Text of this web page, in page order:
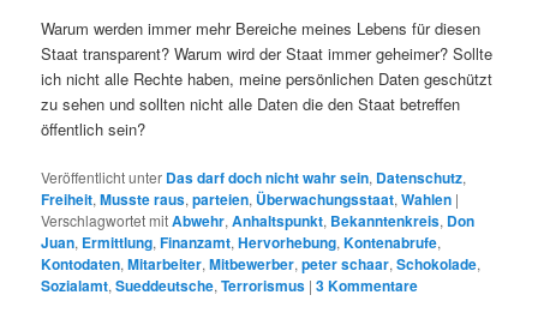
Warum werden immer mehr Bereiche meines Lebens für diesen
Staat transparent? Warum wird der Staat immer geheimer? Sollte
ich nicht alle Rechte haben, meine persönlichen Daten geschützt
zu sehen und sollten nicht alle Daten die den Staat betreffen
öffentlich sein?
Veröffentlicht unter Das darf doch nicht wahr sein, Datenschutz,
Freiheit,Musste raus,parteien, Überwachungsstaat,Wahlen |
Verschlagwortet mitAbwehr,Anhaltspunkt, Bekanntenkreis, Don
Juan, Ermittlung,Finanzamt,Hervorhebung,Kontenabrufe,
Kontodaten,Mitarbeiter,Mitbewerber,peter schaar,Schokolade,
Sozialamt,Sueddeutsche,Terrorismus |3Kommentare